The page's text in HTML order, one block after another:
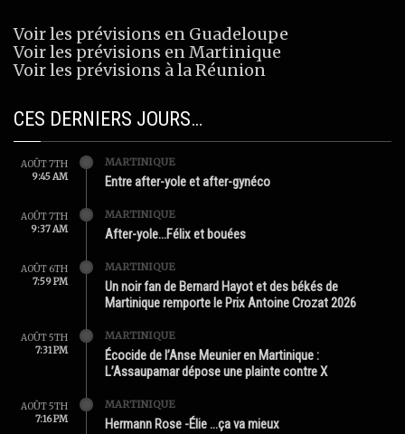
Voir les prévisions en Guadeloupe
Voir les prévisions en Martinique
Voir les prévisions à la Réunion
CES DERNIERS JOURS…
AOÛT 7TH
9:45 AM
MARTINIQUE
Entre after-yole et after-gynéco
AOÛT 7TH
9:37 AM
MARTINIQUE
After-yole…Félix et bouées
AOÛT 6TH
7:59 PM
MARTINIQUE
Un noir fan de Bernard Hayot et des békés de
Martinique remporte le Prix Antoine Crozat 2026
AOÛT 5TH
7:31 PM
MARTINIQUE
Écocide de l’Anse Meunier en Martinique :
L’Assaupamar dépose une plainte contre X
AOÛT 5TH
7:16 PM
MARTINIQUE
Hermann Rose -Élie …ça va mieux